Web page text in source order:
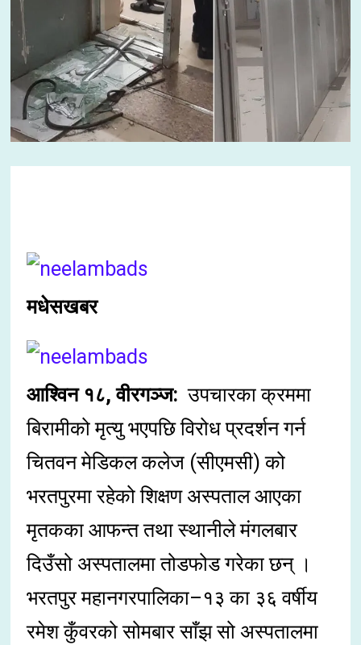
मधेसखबर
आश्विन १८, वीरगञ्ज: उपचारका क्रममा
बिरामीको मृत्यु भएपछि विरोध प्रदर्शन गर्न
चितवन मेडिकल कलेज (सीएमसी) को
भरतपुरमा रहेको शिक्षण अस्पताल आएका
मृतकका आफन्त तथा स्थानीले मंगलबार
दिउँसो अस्पतालमा तोडफोड गरेका छन् ।
भरतपुर महानगरपालिका–१३ का ३६ वर्षीय
रमेश कुँवरको सोमबार साँझ सो अस्पतालमा